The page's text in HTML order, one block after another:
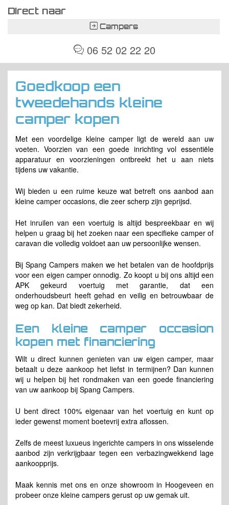
Direct naar
Campers
06 52 02 22 20
Goedkoop een
tweedehands kleine
camper kopen
Met een voordelige kleine camper ligt de wereld aan uw
voeten. Voorzien van een goede inrichting vol essentiële
apparatuur en voorzieningen ontbreekt het u aan niets
tijdens uw vakantie.
Wij bieden u een ruime keuze wat betreft ons aanbod aan
kleine camper occasions, die zeer scherp zijn geprijsd.
Het inruilen van een voertuig is altijd bespreekbaar en wij
helpen u graag bij het zoeken naar een specifieke camper of
caravan die volledig voldoet aan uw persoonlijke wensen.
Bij Spang Campers maken we het betalen van de hoofdprijs
voor een eigen camper onnodig. Zo koopt u bij ons altijd een
APK gekeurd voertuig met garantie, dat een
onderhoudsbeurt heeft gehad en veilig en betrouwbaar de
weg op kan. Dat biedt zekerheid.
Een kleine camper occasion
kopen met financiering
Wilt u direct kunnen genieten van uw eigen camper, maar
betaalt u deze aankoop het liefst in termijnen? Dan kunnen
wij u helpen bij het rondmaken van een goede financiering
van uw aankoop bij Spang Campers.
U bent direct 100% eigenaar van het voertuig en kunt op
ieder gewenst moment boetevrij extra aflossen.
Zelfs de meest luxueus ingerichte campers in ons wisselende
aanbod zijn verkrijgbaar tegen een verbazingwekkend lage
aankoopprijs.
Maak kennis met ons en onze showroom in Hoogeveen en
probeer onze kleine campers gerust op uw gemak uit.